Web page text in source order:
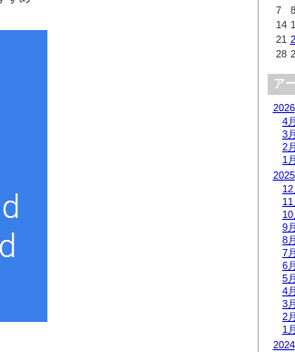
7
8
14
21
28
ア
2026
4月
3月
2月
1月
2025
12
11
10
9月
8月
7月
6月
5月
4月
3月
2月
1月
2024